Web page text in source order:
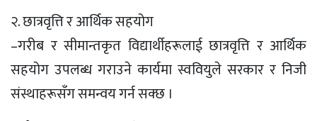
२. छात्रवृत्ति र आर्थिक सहयोग
–गरीब र सीमान्तकृत विद्यार्थीहरूलाई छात्रवृत्ति र आर्थिक
सहयोग उपलब्ध गराउने कार्यमा स्ववियुले सरकार र निजी
संस्थाहरूसँग समन्वय गर्न सक्छ ।